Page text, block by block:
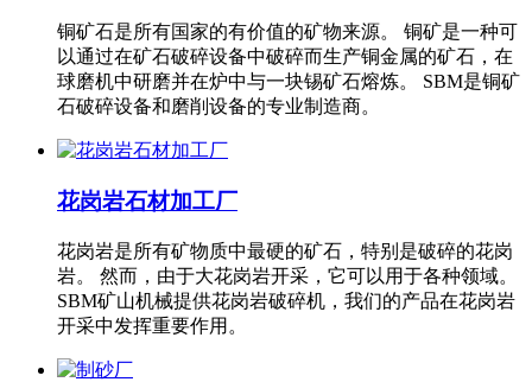
铜矿石是所有国家的有价值的矿物来源。 铜矿是一种可
以通过在矿石破碎设备中破碎而生产铜金属的矿石，在
球磨机中研磨并在炉中与一块锡矿石熔炼。 SBM是铜矿
石破碎设备和磨削设备的专业制造商。
花岗岩石材加工厂
花岗岩是所有矿物质中最硬的矿石，特别是破碎的花岗
岩。 然而，由于大花岗岩开采，它可以用于各种领域。
SBM矿山机械提供花岗岩破碎机，我们的产品在花岗岩
开采中发挥重要作用。